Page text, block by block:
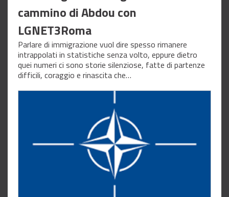
cammino di Abdou con
LGNET3Roma
Parlare di immigrazione vuol dire spesso rimanere
intrappolati in statistiche senza volto, eppure dietro
quei numeri ci sono storie silenziose, fatte di partenze
difficili, coraggio e rinascita che…